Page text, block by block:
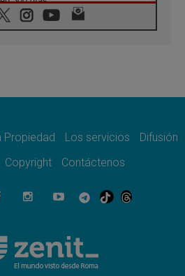
guerra desfigura el mundo, solo la
al servicio del Evangelio
dar voz a las religiosas en el
proyecto de empoderamiento
oficial del Viaje Apostólico del
XIV a Francia
Propiedad Los servicios
Difusión
Copyright Contáctenos